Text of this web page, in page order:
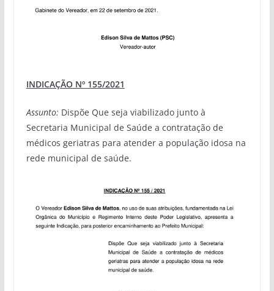
INDICAÇÃO Nº 155/2021
Assunto: Dispõe Que seja viabilizado junto à
Secretaria Municipal de Saúde a contratação de
médicos geriatras para atender a população idosa na
rede municipal de saúde.